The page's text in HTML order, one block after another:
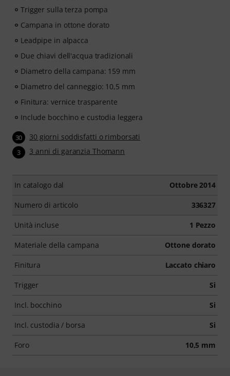
Trigger sulla terza pompa
Campana in ottone dorato
Leadpipe in alpacca
Due chiavi dell'acqua tradizionali
Diametro della campana: 159 mm
Diametro del canneggio: 10,5 mm
Finitura: vernice trasparente
Include bocchino e custodia leggera
30 30 giorni soddisfatti o rimborsati
3 3 anni di garanzia Thomann
In catalogo dal Ottobre 2014
Numero di articolo 336327
Unità incluse 1 Pezzo
Materiale della campana Ottone dorato
Finitura Laccato chiaro
Trigger Si
Incl. bocchino Si
Incl. custodia / borsa Si
Foro 10,5 mm